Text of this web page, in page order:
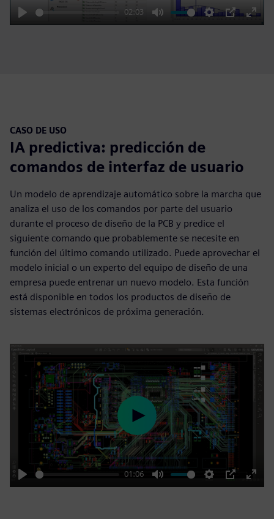
Play
02:03
Mute Settings
PIP
Enter
CASO DE USO
IA predictiva: predicción de
comandos de interfaz de usuario
Un modelo de aprendizaje automático sobre la marcha que
analiza el uso de los comandos por parte del usuario
durante el proceso de diseño de la PCB y predice el
siguiente comando que probablemente se necesite en
función del último comando utilizado. Puede aprovechar el
modelo inicial o un experto del equipo de diseño de una
empresa puede entrenar un nuevo modelo. Esta función
está disponible en todos los productos de diseño de
sistemas electrónicos de próxima generación.
Play
01:06
Mute Settings
PIP
Enter
Play